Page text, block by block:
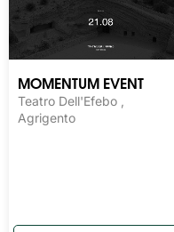
MOMENTUM EVENT
Teatro Dell'Efebo ,
Agrigento